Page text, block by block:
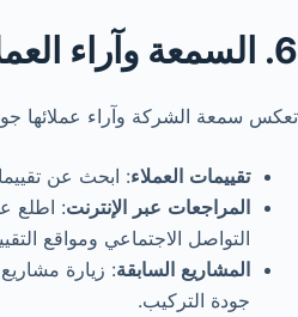
6. السمعة وآراء العملاء
تعكس سمعة الشركة وآراء عملائها
تقييمات العملاء: ابحث عن
المراجعات عبر الإنترنت: اطلع
التواصل الاجتماعي ومواقع
المشاريع السابقة: زيارة
جودة التركيب.